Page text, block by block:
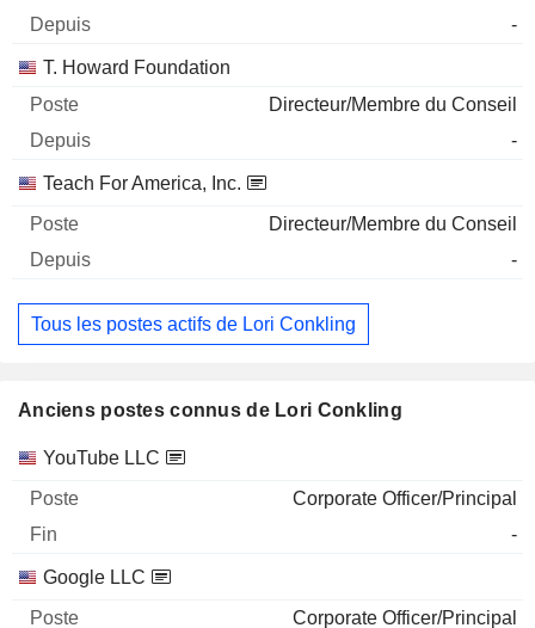
-
T. Howard Foundation
Directeur/Membre du Conseil
-
Teach For America, Inc.
Directeur/Membre du Conseil
-
Tous les postes actifs de Lori Conkling
Anciens postes connus de Lori Conkling
Sociétés Poste Fin
YouTube LLC
Corporate Officer/Principal
-
Google LLC
Corporate Officer/Principal